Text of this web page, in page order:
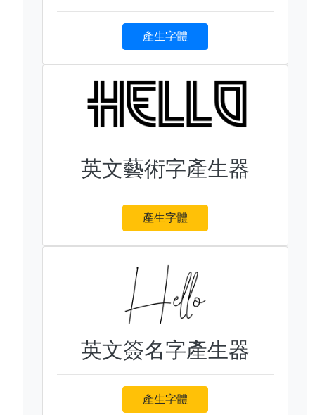
產生字體
英文藝術字產生器
產生字體
英文簽名字產生器
產生字體